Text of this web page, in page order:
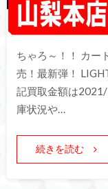
ちゃろ～！！ カー
売！最新弾！
記買取金額は
庫状況や…
続きを読む